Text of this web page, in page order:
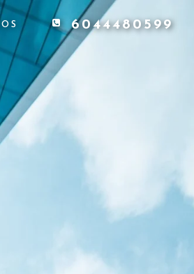
6044480599